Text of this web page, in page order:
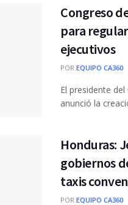
Congreso
para
ejecutivos
POR EQUIPO CA360
El presidente
anunció la
Honduras:
gobiernos
taxis
POR EQUIPO CA360